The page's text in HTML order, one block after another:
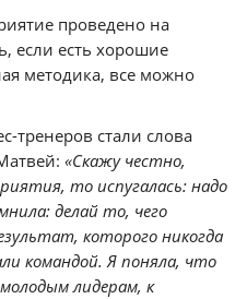
проведено на
если есть хорошие
методика, все можно
тренеров стали слова
«Скажу честно,
то испугалась: надо
делай то, чего
которого никогда
командой. Я поняла, что
лидерам, к